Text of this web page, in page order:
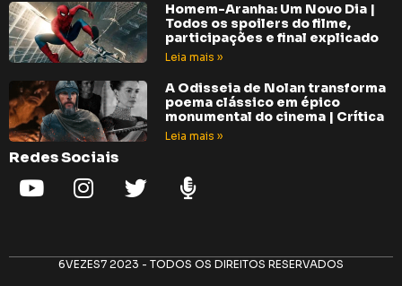
Homem-Aranha: Um Novo Dia |
Todos os spoilers do filme,
participações e final explicado
Leia mais »
A Odisseia de Nolan transforma
poema clássico em épico
monumental do cinema | Crítica
Leia mais »
Redes Sociais
6VEZES7 2023 - TODOS OS DIREITOS RESERVADOS